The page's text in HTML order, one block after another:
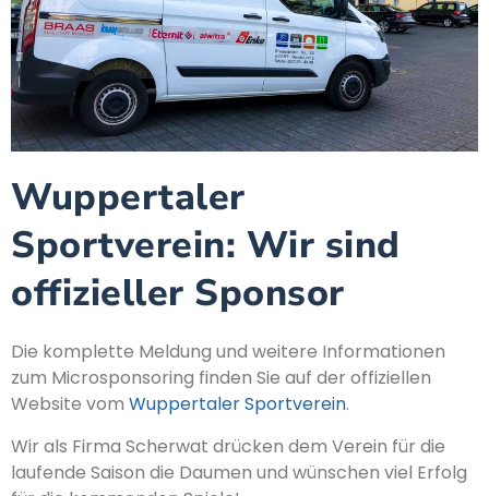
Wuppertaler
Sportverein: Wir sind
offizieller Sponsor
Die komplette Meldung und weitere Informationen
zum Microsponsoring finden Sie auf der offiziellen
Website vom Wuppertaler Sportverein.
Wir als Firma Scherwat drücken dem Verein für die
laufende Saison die Daumen und wünschen viel Erfolg